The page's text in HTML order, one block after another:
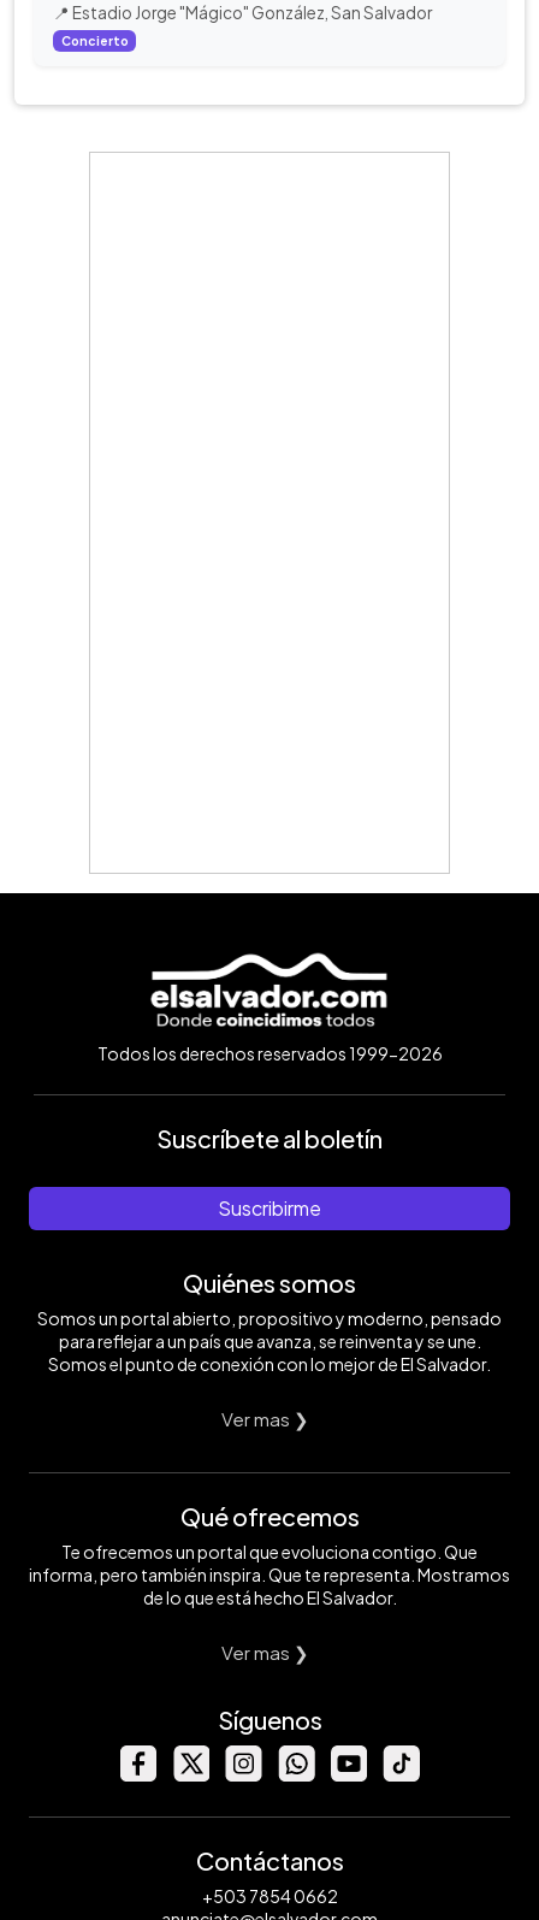
📍 Estadio Jorge "Mágico" González, San Salvador
Concierto
Todos los derechos reservados 1999-2026
Suscríbete al boletín
Suscribirme
Quiénes somos
Somos un portal abierto, propositivo y moderno, pensado
para reflejar a un país que avanza, se reinventa y se une.
Somos el punto de conexión con lo mejor de El Salvador.
Ver mas ❯
Qué ofrecemos
Te ofrecemos un portal que evoluciona contigo. Que
informa, pero también inspira. Que te representa. Mostramos
de lo que está hecho El Salvador.
Ver mas ❯
Síguenos
Contáctanos
+503 7854 0662